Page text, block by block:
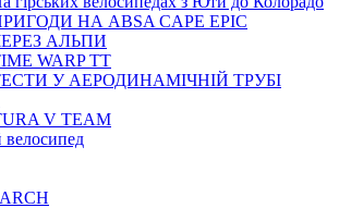
НА ABSA CAPE EPIC
АЛЬПИ
WARP TT
У АЕРОДИНАМІЧНІЙ ТРУБІ
V TEAM
велосипед